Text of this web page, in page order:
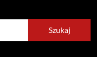
Szukaj